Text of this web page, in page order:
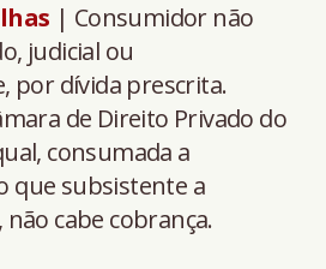
| Consumidor não
judicial ou
por dívida prescrita.
de Direito Privado do
consumada a
que subsistente a
cabe cobrança.